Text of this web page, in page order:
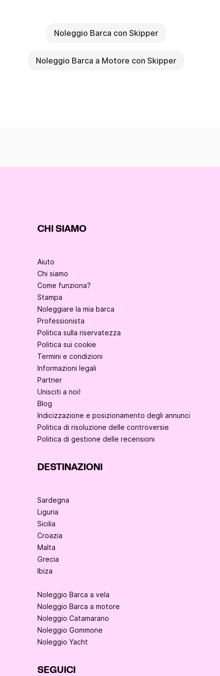
Noleggio Barca con Skipper
Noleggio Barca a Motore con Skipper
CHI SIAMO
Aiuto
Chi siamo
Come funziona?
Stampa
Noleggiare la mia barca
Professionista
Politica sulla riservatezza
Politica sui cookie
Termini e condizioni
Informazioni legali
Partner
Unisciti a noi!
Blog
Indicizzazione e posizionamento degli annunci
Politica di risoluzione delle controversie
Politica di gestione delle recensioni
DESTINAZIONI
Sardegna
Liguria
Sicilia
Croazia
Malta
Grecia
Ibiza
Noleggio Barca a vela
Noleggio Barca a motore
Noleggio Catamarano
Noleggio Gommone
Noleggio Yacht
SEGUICI